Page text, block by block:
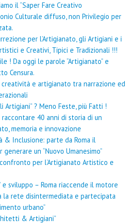
il “Saper Fare Creativo
Culturale diffuso, non Privilegio per
per l’Artigianato, gli Artigiani e i
e Creativi, Tipici e Tradizionali !!!
! Da oggi le parole “Artigianato” e
Censura.
creatività e artigianato tra narrazione ed
Artigiani” ? Meno Feste, più Fatti !
raccontare 40 anni di storia di un
memoria e innovazione
& Inclusione: parte da Roma il
un “Nuovo Umanesimo”
per l’Artigianato Artistico e
e sviluppo – Roma riaccende il motore
la rete disintermediata e partecipata
urbano”
& Artigiani”